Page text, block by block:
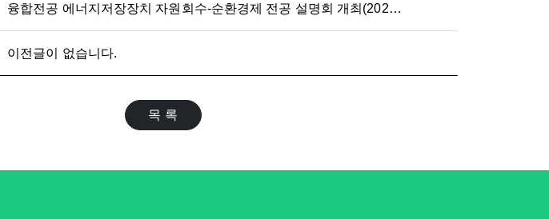
융합전공 에너지저장장치 자원회수-순환경제 전공 설명회 개최(2026.07.10.)
이전글이 없습니다.
목 록